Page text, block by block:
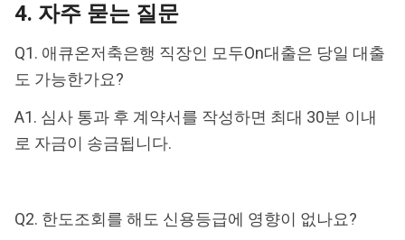
4. 자주 묻는 질문
Q1. 애큐온저축은행 직장인 모두On대출은 당일 대출
도 가능한가요?
A1. 심사 통과 후 계약서를 작성하면 최대 30분 이내
로 자금이 송금됩니다.
Q2. 한도조회를 해도 신용등급에 영향이 없나요?